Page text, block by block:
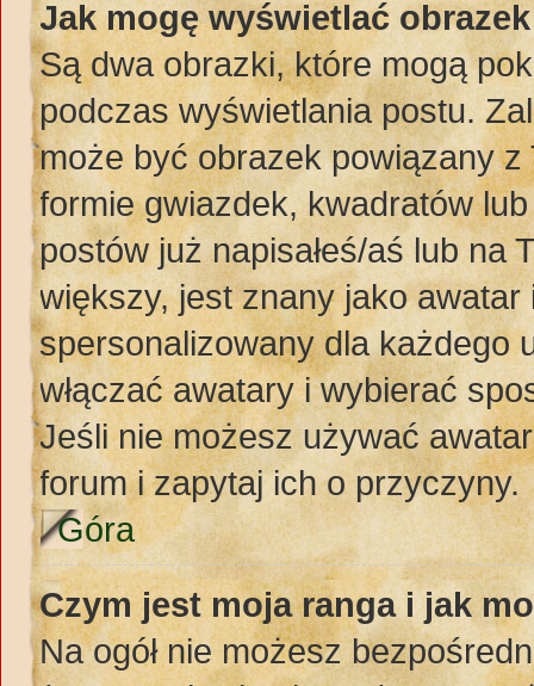
Jak mogę wyświetlać
Są dwa obrazki, które mogą
podczas wyświetlania postu.
może być obrazek powiązany
formie gwiazdek, kwadratów
postów już napisałeś/aś lub na
większy, jest znany jako
spersonalizowany dla każdego
włączać awatary i wybierać
Jeśli nie możesz używać
forum i zapytaj ich o przyczyny.
Góra
Czym jest moja ranga i jak
Na ogół nie możesz